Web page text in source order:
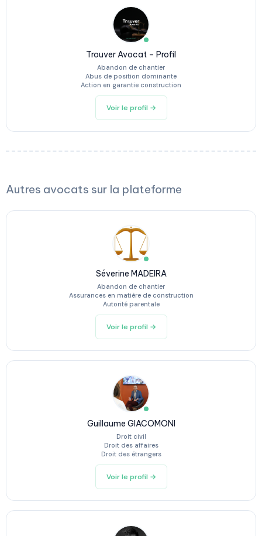
Trouver Avocat – Profil
Abandon de chantier
Abus de position dominante
Action en garantie construction
Voir le profil →
Autres avocats sur la plateforme
Séverine MADEIRA
Abandon de chantier
Assurances en matière de construction
Autorité parentale
Voir le profil →
Guillaume GIACOMONI
Droit civil
Droit des affaires
Droit des étrangers
Voir le profil →